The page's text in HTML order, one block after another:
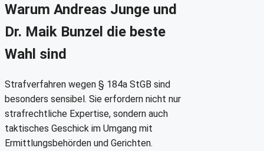
Warum Andreas Junge und
Dr. Maik Bunzel die beste
Wahl sind
Strafverfahren wegen § 184a StGB sind
besonders sensibel. Sie erfordern nicht nur
strafrechtliche Expertise, sondern auch
taktisches Geschick im Umgang mit
Ermittlungsbehörden und Gerichten.